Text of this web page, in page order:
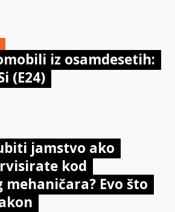
iz osamdesetih:
(E24)
jamstvo ako
kod
mehaničara? Evo što